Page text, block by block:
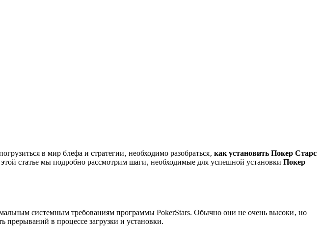
в мир блефа и стратегии‚ необходимо разобраться‚ как установить Покер Старс
статье мы подробно рассмотрим шаги‚ необходимые для успешной установки Покер
системным требованиям программы PokerStars. Обычно они не очень высоки‚ но
прерываний в процессе загрузки и установки.